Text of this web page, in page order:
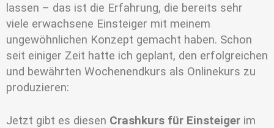
lassen – das ist die Erfahrung, die bereits sehr
viele erwachsene Einsteiger mit meinem
ungewöhnlichen Konzept gemacht haben. Schon
seit einiger Zeit hatte ich geplant, den erfolgreichen
und bewährten Wochenendkurs als Onlinekurs zu
produzieren:
Jetzt gibt es diesen Crashkurs für Einsteiger im